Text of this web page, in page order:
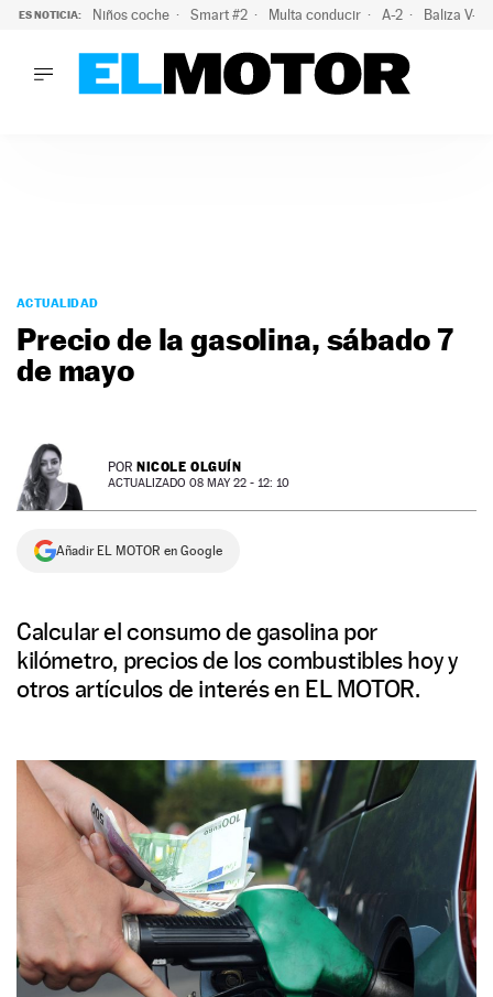
ES NOTICIA: Niños coche Smart #2 Multa conducir A-2 Baliza V-
PODCAST
MOTOS
TECNOLOGÍA
PREMIOS
SERVICIOS
ACTUALIDAD
Precio de la gasolina, sábado 7
de mayo
POR NICOLE OLGUÍN
ACTUALIZADO 08 MAY 22 - 12: 10
Añadir EL MOTOR en Google
Calcular el consumo de gasolina por
kilómetro, precios de los combustibles hoy y
otros artículos de interés en EL MOTOR.